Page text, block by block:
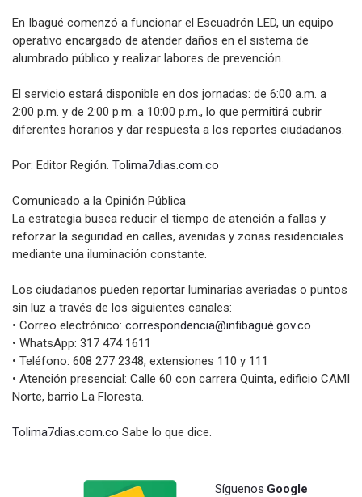
En Ibagué comenzó a funcionar el Escuadrón LED, un equipo
operativo encargado de atender daños en el sistema de
alumbrado público y realizar labores de prevención.
El servicio estará disponible en dos jornadas: de 6:00 a.m. a
2:00 p.m. y de 2:00 p.m. a 10:00 p.m., lo que permitirá cubrir
diferentes horarios y dar respuesta a los reportes ciudadanos.
Por: Editor Región. Tolima7dias.com.co
Comunicado a la Opinión Pública
La estrategia busca reducir el tiempo de atención a fallas y
reforzar la seguridad en calles, avenidas y zonas residenciales
mediante una iluminación constante.
Los ciudadanos pueden reportar luminarias averiadas o puntos
sin luz a través de los siguientes canales:
• Correo electrónico: correspondencia@infibagué.gov.co
• WhatsApp: 317 474 1611
• Teléfono: 608 277 2348, extensiones 110 y 111
• Atención presencial: Calle 60 con carrera Quinta, edificio CAMI
Norte, barrio La Floresta.
Tolima7dias.com.co Sabe lo que dice.
Síguenos Google